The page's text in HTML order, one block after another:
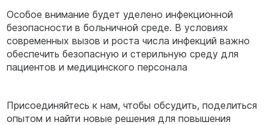
Особое внимание будет уделено инфекционной
безопасности в больничной среде. В условиях
современных вызов и роста числа инфекций важно
обеспечить безопасную и стерильную среду для
пациентов и медицинского персонала
Присоединяйтесь к нам, чтобы обсудить, поделиться
опытом и найти новые решения для повышения